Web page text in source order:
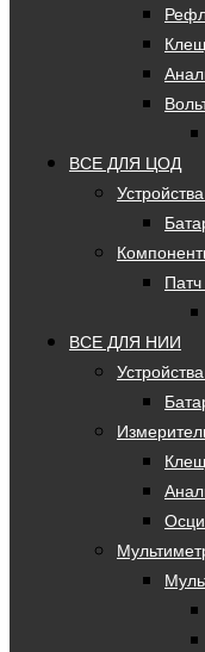
ВСЕ ДЛЯ ЦОД
ВСЕ ДЛЯ НИИ